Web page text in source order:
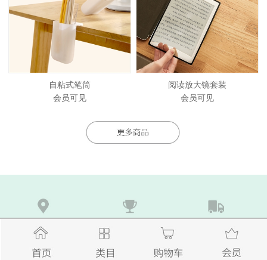
自粘式笔筒
会员可见
阅读放大镜套装
会员可见